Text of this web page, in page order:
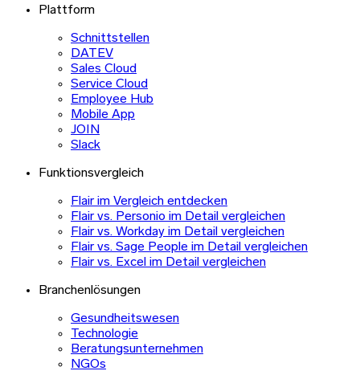
Plattform
Schnittstellen
DATEV
Sales Cloud
Service Cloud
Employee Hub
Mobile App
JOIN
Slack
Funktionsvergleich
Flair im Vergleich entdecken
Flair vs. Personio im Detail vergleichen
Flair vs. Workday im Detail vergleichen
Flair vs. Sage People im Detail vergleichen
Flair vs. Excel im Detail vergleichen
Branchenlösungen
Gesundheitswesen
Technologie
Beratungsunternehmen
NGOs